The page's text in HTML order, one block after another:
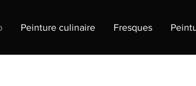
Peinture culinaire Fresques